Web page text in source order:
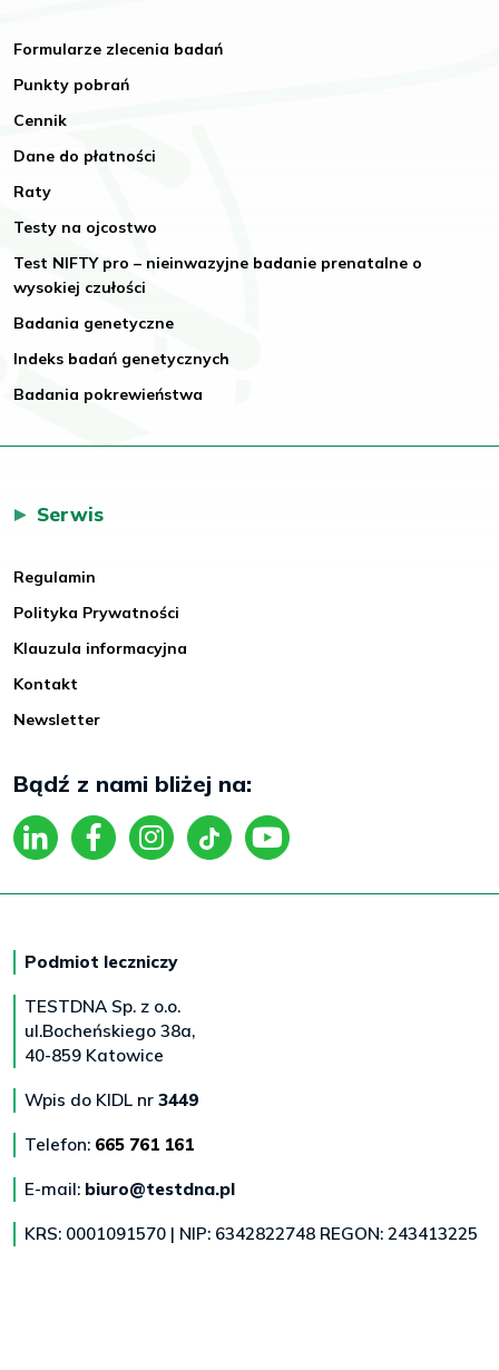
Formularze zlecenia badań
Punkty pobrań
Cennik
Dane do płatności
Raty
Testy na ojcostwo
Test NIFTY pro – nieinwazyjne badanie prenatalne o
wysokiej czułości
Badania genetyczne
Indeks badań genetycznych
Badania pokrewieństwa
Serwis
Regulamin
Polityka Prywatności
Klauzula informacyjna
Kontakt
Newsletter
Bądź z nami bliżej na:
Podmiot leczniczy
TESTDNA Sp. z o.o.
ul.Bocheńskiego 38a,
40-859 Katowice
Wpis do KIDL nr 3449
Telefon: 665 761 161
E-mail: biuro@testdna.pl
KRS: 0001091570 | NIP: 6342822748 REGON: 243413225